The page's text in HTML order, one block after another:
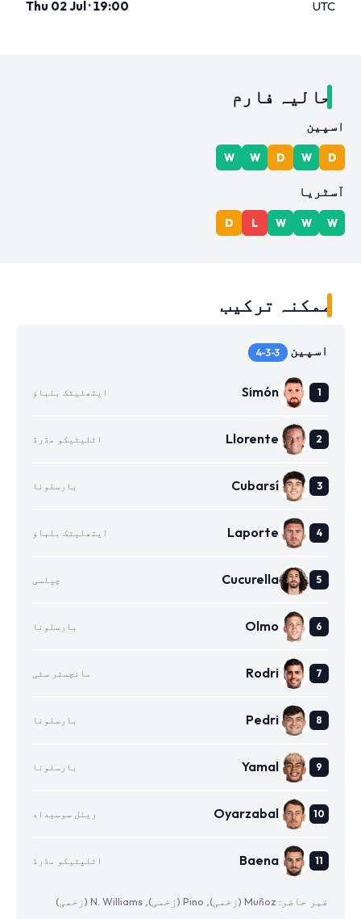
UTC
Thu 02 Jul · 19:00
حالیہ فارم
اسپین
D
W
D
W
W
آسٹریا
W
W
W
L
D
ممکنہ ترکیب
اسپین 4-3-3
Simón ایتھلیٹک بلباؤ
Llorente اٹلیٹیکو مڈرڈ
Cubarsí بارسلونا
Laporte ایتھلیٹک بلباؤ
Cucurella چیلسی
Olmo بارسلونا
Rodri مانچسٹر سٹی
Pedri بارسلونا
Yamal بارسلونا
Oyarzabal ریئل سوسیداد
Baena اٹلیٹیکو مڈرڈ
غیر حاضر: Muñoz (زخمی), Pino (زخمی), N. Williams (زخمی)